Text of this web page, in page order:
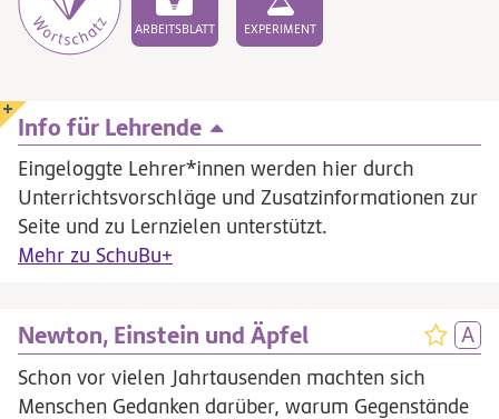
ARBEITSBLATT EXPERIMENT
Info für Lehrende
Eingeloggte Lehrer*innen werden hier durch
Unterrichtsvorschläge und Zusatzinformationen zur
Seite und zu Lernzielen unterstützt.
Mehr zu SchuBu+
Newton, Einstein und Äpfel
Schon vor vielen Jahrtausenden machten sich
Menschen Gedanken darüber, warum Gegenstände